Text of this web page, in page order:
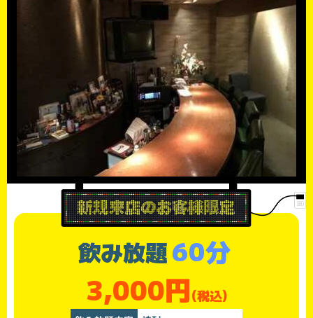
飲み放題60分
3,000円(税込)